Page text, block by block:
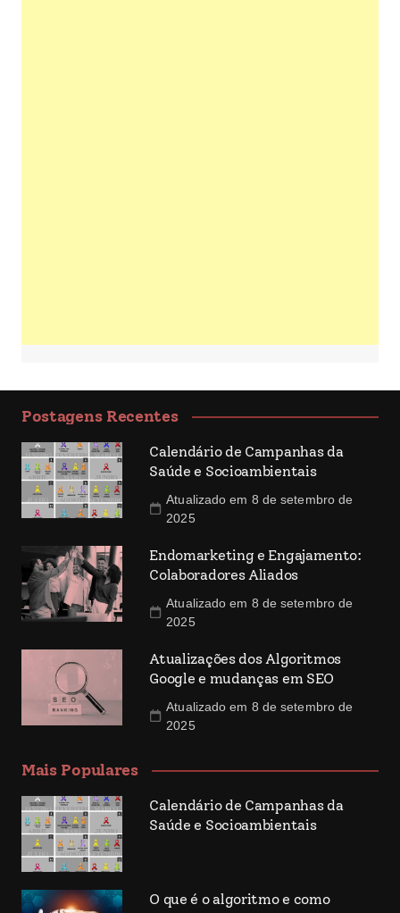
Postagens Recentes
Calendário de Campanhas da
Saúde e Socioambientais
Atualizado em 8 de setembro de
2025
Endomarketing e Engajamento:
Colaboradores Aliados
Atualizado em 8 de setembro de
2025
Atualizações dos Algoritmos
Google e mudanças em SEO
Atualizado em 8 de setembro de
2025
Mais Populares
Calendário de Campanhas da
Saúde e Socioambientais
O que é o algoritmo e como